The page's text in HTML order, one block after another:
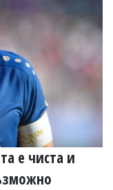
е чиста и